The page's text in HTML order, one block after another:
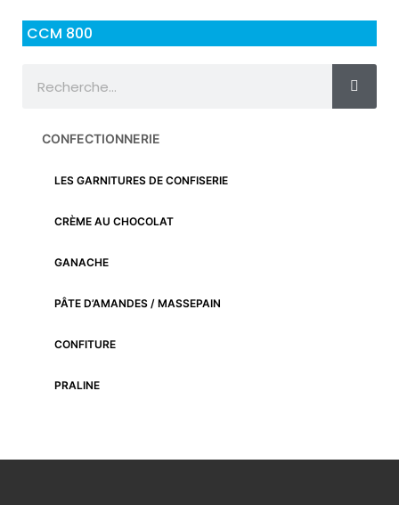
CCM 800
CONFECTIONNERIE
LES GARNITURES DE CONFISERIE
CRÈME AU CHOCOLAT
GANACHE
PÂTE D’AMANDES / MASSEPAIN
CONFITURE
PRALINE